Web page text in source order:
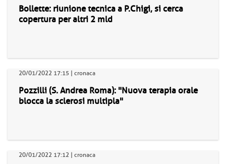
Bollette: riunione tecnica a P.Chigi, si cerca
copertura per altri 2 mld
20/01/2022 17:15 | cronaca
Pozzilli (S. Andrea Roma): "Nuova terapia orale
blocca la sclerosi multipla"
20/01/2022 17:12 | cronaca